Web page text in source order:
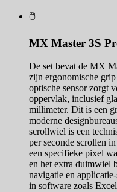
🖱️
MX Master 3S
De set bevat de MX
zijn ergonomische
optische sensor zorgt
oppervlak, inclusief
millimeter. Dit is een
moderne
scrollwiel is een
per seconde scrollen
een specifieke pixel
en het extra duimwiel
navigatie en
in software zoals